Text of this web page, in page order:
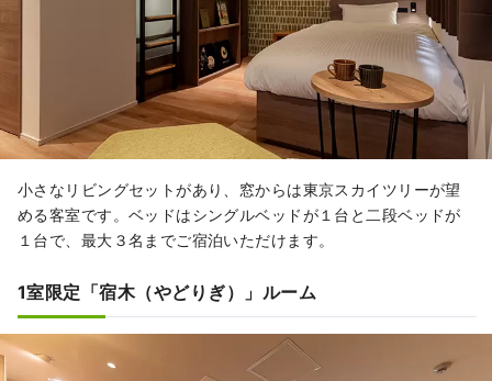
小さなリビングセットがあり、窓からは東京スカイツリーが望
める客室です。ベッドはシングルベッドが１台と二段ベッドが
１台で、最大３名までご宿泊いただけます。
1室限定「宿木（やどりぎ）」ルーム